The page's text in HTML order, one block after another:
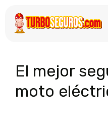
El mejor
moto